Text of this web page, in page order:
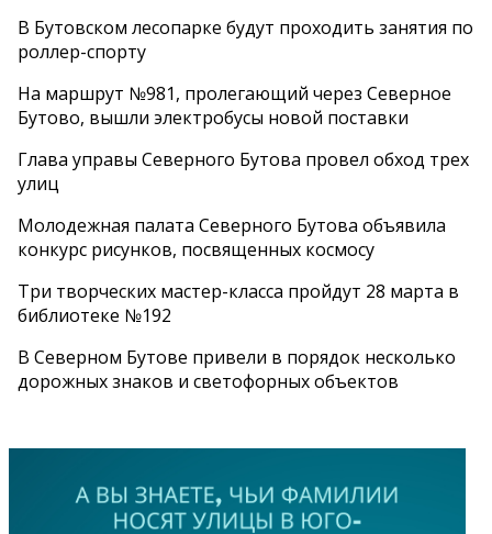
В Бутовском лесопарке будут проходить занятия по
роллер-спорту
На маршрут №981, пролегающий через Северное
Бутово, вышли электробусы новой поставки
Глава управы Северного Бутова провел обход трех
улиц
Молодежная палата Северного Бутова объявила
конкурс рисунков, посвященных космосу
Три творческих мастер-класса пройдут 28 марта в
библиотеке №192
В Северном Бутове привели в порядок несколько
дорожных знаков и светофорных объектов